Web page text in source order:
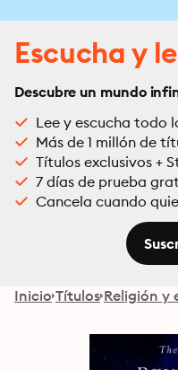
Escucha y
Descubre un mundo
Lee y escucha todo
Más de 1 millón de
Títulos exclusivos +
7 días de prueba
Cancela cuando
Inicio Títulos Religión y